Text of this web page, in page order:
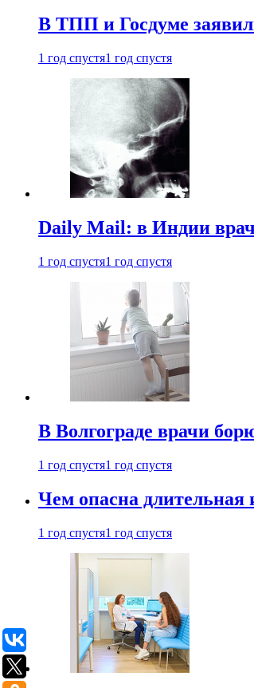
В ТПП и Госдуме
1 год спустя1 год спустя
Daily Mail: в Индии
1 год спустя1 год спустя
В Волгограде врачи
1 год спустя1 год спустя
Чем опасна длительная
1 год спустя1 год спустя